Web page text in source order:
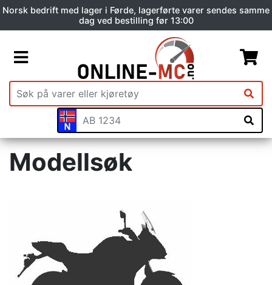
Norsk bedrift med lager i Førde, lagerførte varer sendes samme
dag ved bestilling før 13:00
Modellsøk